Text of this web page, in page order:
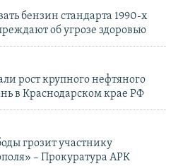
бензин стандарта 1990-х
об угрозе здоровью
рост крупного нефтяного
в Краснодарском крае РФ
грозит участнику
– Прокуратура АРК